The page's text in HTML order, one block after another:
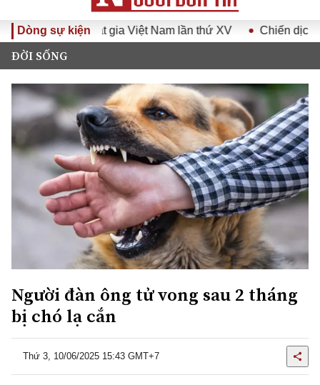
Dòng sự kiện
Hội Luật gia Việt Nam lần thứ XV Chiến dịch 500
ĐỜI SỐNG
Người đàn ông tử vong sau 2 tháng
bị chó lạ cắn
Thứ 3, 10/06/2025 15:43 GMT+7